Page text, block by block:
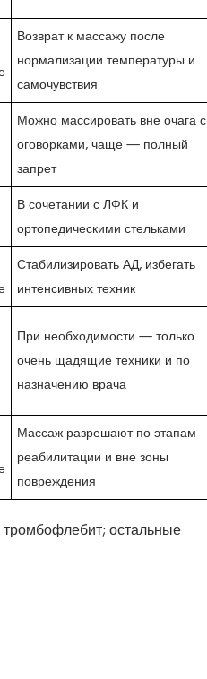
Возврат к массажу после
нормализации температуры и
самочувствия
Можно массировать вне очага с
оговорками, чаще — полный
запрет
В сочетании с ЛФК и
ортопедическими стельками
Стабилизировать АД, избегать
интенсивных техник
При необходимости — только
очень щадящие техники и по
назначению врача
Массаж разрешают по этапам
реабилитации и вне зоны
повреждения
остальные